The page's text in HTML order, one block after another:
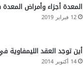
المعدة أجزاء وأمراض المعدة The Stomach
12 فبراير 2019
أين توجد العقد الليمفاوية
14 أكتوبر 2014